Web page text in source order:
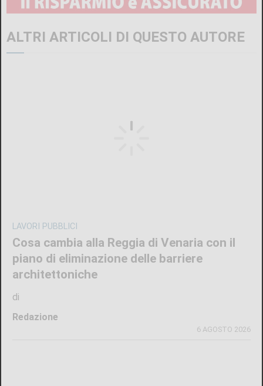
ALTRI ARTICOLI DI QUESTO AUTORE
LAVORI PUBBLICI
Cosa cambia alla Reggia di Venaria con il
piano di eliminazione delle barriere
architettoniche
di
Redazione
6 AGOSTO 2026